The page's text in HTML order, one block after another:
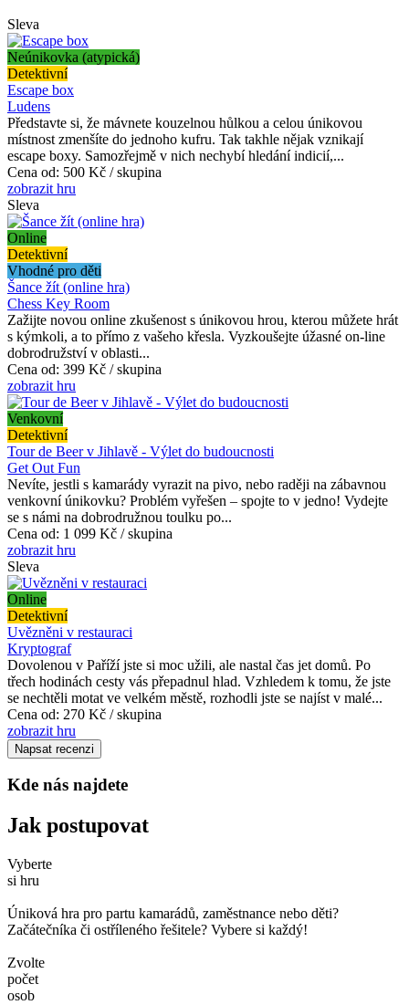
Sleva
Neúnikovka (atypická)
Detektivní
Escape box
Ludens
Představte si, že mávnete kouzelnou hůlkou a celou únikovou
místnost zmenšíte do jednoho kufru. Tak takhle nějak vznikají
escape boxy. Samozřejmě v nich nechybí hledání indicií,...
Cena od: 500 Kč / skupina
zobrazit hru
Sleva
Online
Detektivní
Vhodné pro děti
Šance žít (online hra)
Chess Key Room
Zažijte novou online zkušenost s únikovou hrou, kterou můžete hrát
s kýmkoli, a to přímo z vašeho křesla. Vyzkoušejte úžasné on-line
dobrodružství v oblasti...
Cena od: 399 Kč / skupina
zobrazit hru
Venkovní
Detektivní
Tour de Beer v Jihlavě - Výlet do budoucnosti
Get Out Fun
Nevíte, jestli s kamarády vyrazit na pivo, nebo raději na zábavnou
venkovní únikovku? Problém vyřešen – spojte to v jedno! Vydejte
se s námi na dobrodružnou toulku po...
Cena od: 1 099 Kč / skupina
zobrazit hru
Sleva
Online
Detektivní
Uvězněni v restauraci
Kryptograf
Dovolenou v Paříží jste si moc užili, ale nastal čas jet domů. Po
třech hodinách cesty vás přepadnul hlad. Vzhledem k tomu, že jste
se nechtěli motat ve velkém městě, rozhodli jste se najíst v malé...
Cena od: 270 Kč / skupina
zobrazit hru
Napsat recenzi
Kde nás najdete
Jak postupovat
Vyberte
si hru
Úniková hra pro partu kamarádů, zaměstnance nebo děti?
Začátečníka či ostříleného řešitele? Vybere si každý!
Zvolte
počet
osob